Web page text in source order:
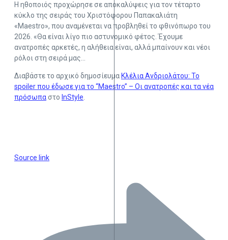
Η ηθοποιός προχώρησε σε αποκαλύψεις για τον τέταρτο
κύκλο της σειράς του Χριστόφορου Παπακαλιάτη
«Maestro», που αναμένεται να προβληθεί το φθινόπωρο του
2026. «Θα είναι λίγο πιο αστυνομικό φέτος. Έχουμε
ανατροπές αρκετές, η αλήθεια είναι, αλλά μπαίνουν και νέοι
ρόλοι στη σειρά μας…
Διαβάστε το αρχικό δημοσίευμα Κλέλια Ανδριολάτου: Το
spoiler που έδωσε για το “Maestro” – Οι ανατροπές και τα νέα
πρόσωπαστο InStyle.
Source link